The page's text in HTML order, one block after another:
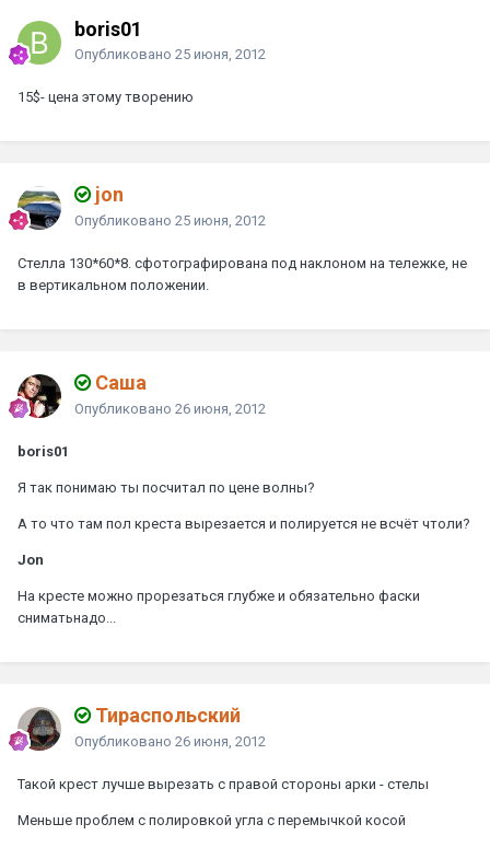
boris01
Опубликовано 25 июня, 2012
15$- цена этому творению
jon
Опубликовано 25 июня, 2012
Стелла 130*60*8. сфотографирована под наклоном на тележке, не
в вертикальном положении.
Саша
Опубликовано 26 июня, 2012
boris01
Я так понимаю ты посчитал по цене волны?
А то что там пол креста вырезается и полируется не всчёт чтоли?
Jon
На кресте можно прорезаться глубже и обязательно фаски
сниматьнадо...
Тираспольский
Опубликовано 26 июня, 2012
Такой крест лучше вырезать с правой стороны арки - стелы
Меньше проблем с полировкой угла с перемычкой косой